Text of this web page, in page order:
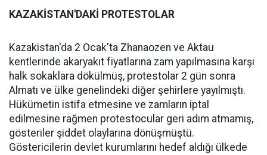
KAZAKİSTAN'DAKİ PROTESTOLAR
Kazakistan'da 2 Ocak'ta Zhanaozen ve Aktau
kentlerinde akaryakıt fiyatlarına zam yapılmasına karşı
halk sokaklara dökülmüş, protestolar 2 gün sonra
Almatı ve ülke genelindeki diğer şehirlere yayılmıştı.
Hükümetin istifa etmesine ve zamların iptal
edilmesine rağmen protestocular geri adım atmamış,
gösteriler şiddet olaylarına dönüşmüştü.
Göstericilerin devlet kurumlarını hedef aldığı ülkede